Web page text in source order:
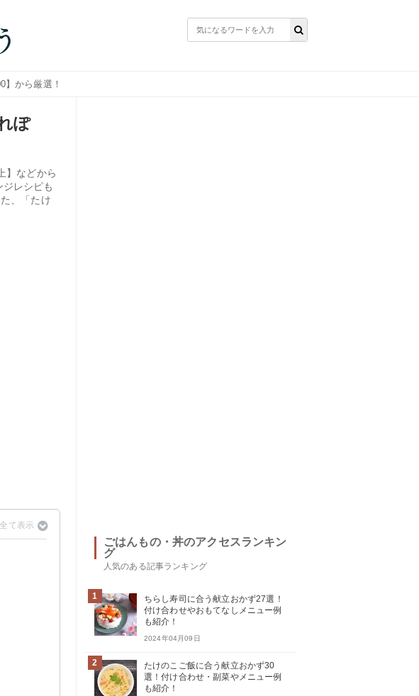
から厳選！
ぽ
】などから
レシピも
、「たけ
ごはんもの・丼のアクセスランキン
グ
人気のある記事ランキング
1
ちらし寿司に合う献立おかず27選！
付け合わせやおもてなしメニュー例
も紹介！
2024年04月09日
2
たけのこご飯に合う献立おかず30
選！付け合わせ・副菜やメニュー例
も紹介！